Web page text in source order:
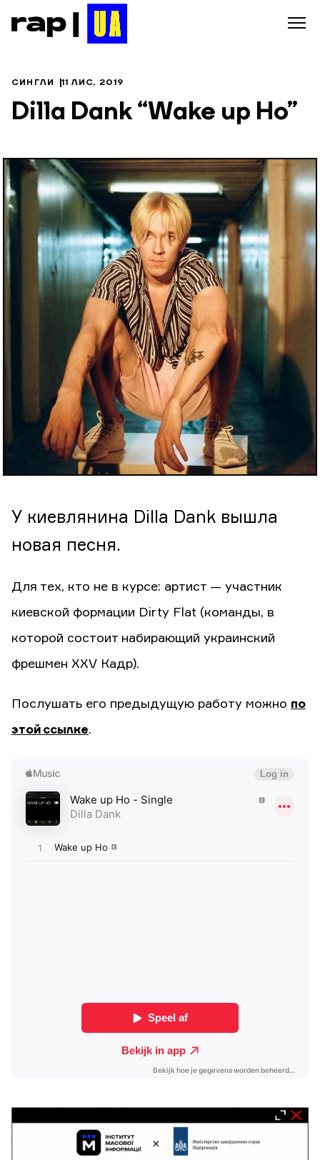
СИНГЛИ 11 ЛИС, 2019
Dilla Dank “Wake up Ho”
У киевлянина Dilla Dank вышла
новая песня.
Для тех, кто не в курсе: артист — участник
киевской формации Dirty Flat (команды, в
которой состоит набирающий украинский
фрешмен XXV Кадр).
Послушать его предыдущую работу можно по
этой ссылке.